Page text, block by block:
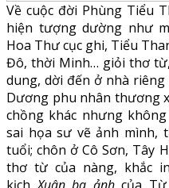
Về cuộc đời Phùng Tiểu
hiện tượng dường như
Hoa Thư cục ghi, Tiểu
Đô, thời Minh… giỏi thơ
dung, dời đến ở nhà
Dương phu nhân thương
chồng khác nhưng
sai họa sư vẽ ảnh mình,
tuổi; chôn ở Cô Sơn, Tây
thơ từ của nàng, khắc